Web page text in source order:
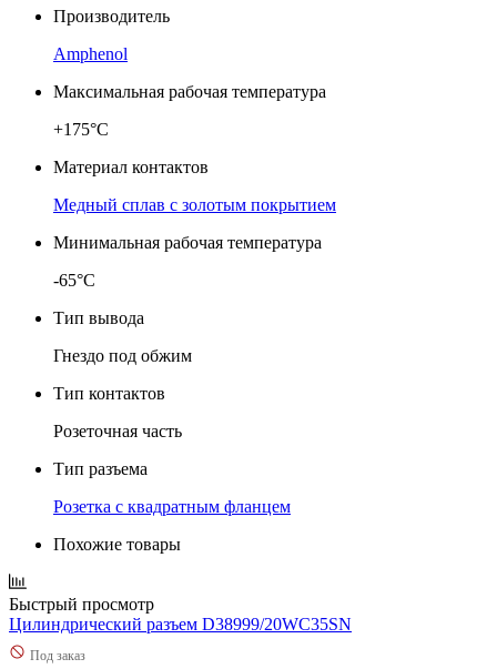
Производитель
Amphenol
Максимальная рабочая температура
+175°C
Материал контактов
Медный сплав с золотым покрытием
Минимальная рабочая температура
-65°C
Тип вывода
Гнездо под обжим
Тип контактов
Розеточная часть
Тип разъема
Розетка с квадратным фланцем
Похожие товары
Быстрый просмотр
Цилиндрический разъем D38999/20WC35SN
Под заказ